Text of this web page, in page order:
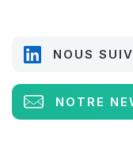
NOUS
NOTRE